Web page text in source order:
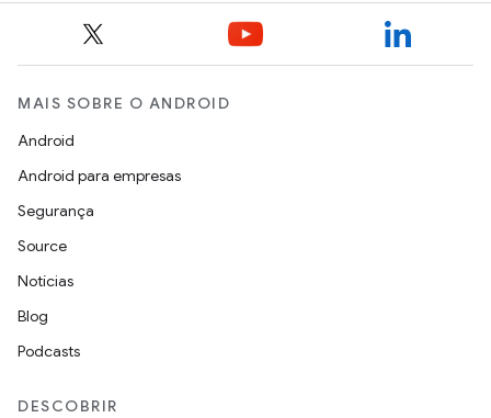
MAIS SOBRE O ANDROID
Android
Android para empresas
Segurança
Source
Notícias
Blog
Podcasts
DESCOBRIR